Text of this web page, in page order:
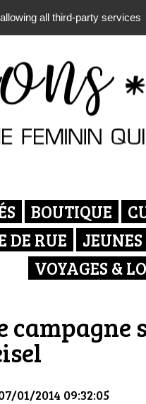
BOUTIQUE
DE RUE
VOYAGES &
01/2014 09:32:05
all third-party services